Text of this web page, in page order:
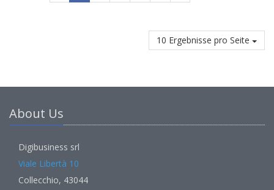
10 Ergebnisse pro Seite
About Us
Digibusiness srl
Viale Libertà 10
Collecchio, 43044